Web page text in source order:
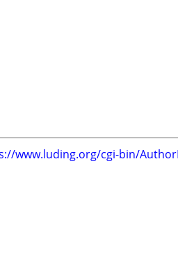
www.luding.org/cgi-bin/